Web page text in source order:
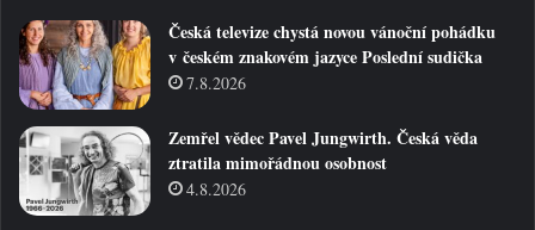
Česká televize chystá novou vánoční pohádku
v českém znakovém jazyce Poslední sudička
7.8.2026
Zemřel vědec Pavel Jungwirth. Česká věda
ztratila mimořádnou osobnost
4.8.2026